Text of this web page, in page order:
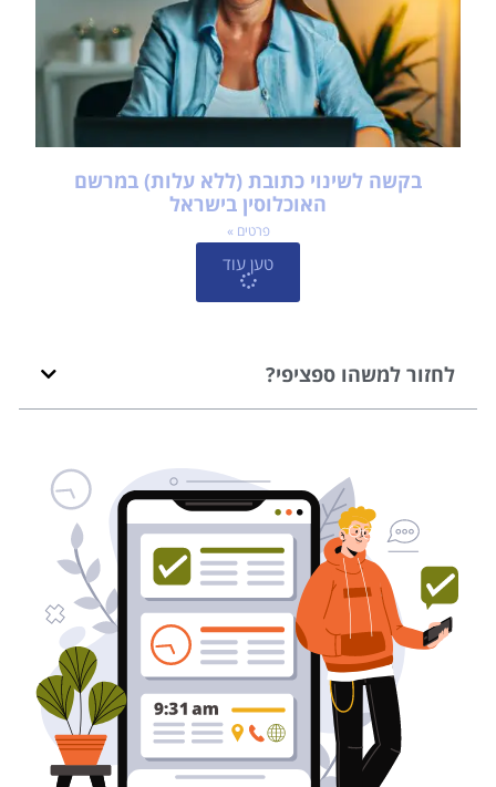
בקשה לשינוי כתובת (ללא עלות) במרשם
האוכלוסין בישראל
פרטים »
טען עוד
לחזור למשהו ספציפי?